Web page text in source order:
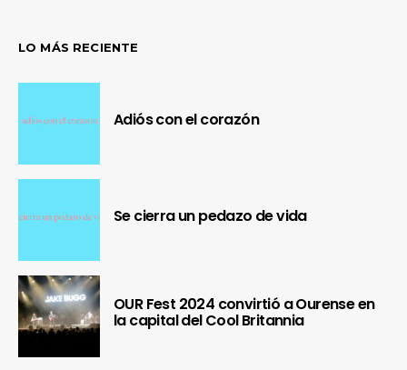
LO MÁS RECIENTE
Adiós con el corazón
Se cierra un pedazo de vida
OUR Fest 2024 convirtió a Ourense en
la capital del Cool Britannia